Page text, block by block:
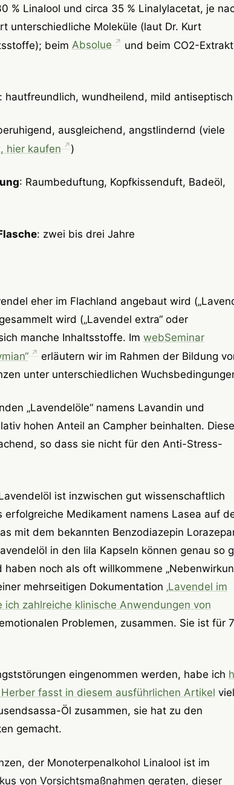
% Linalool und circa 35 % Linalylacetat, je
unterschiedliche Moleküle (laut Dr. Kurt
beim Absolue
und beim CO2-Extrakt
: hautfreundlich, wundheilend, mild antiseptisch
ausgleichend, angstlindernd (viele
hier kaufen )
: Raumbeduftung, Kopfkissenduft, Badeöl,
: zwei bis drei Jahre
eher im Flachland angebaut wird
wird („Lavendel extra“ oder
manche Inhaltsstoffe. Im webSeminar
erläutern wir im Rahmen der Bildung
unter unterschiedlichen
„Lavendelöle“ namens Lavandin und
hohen Anteil an Campher beinhalten. Diese
so dass sie nicht für den Anti-Stress-
ist inzwischen gut wissenschaftlich
Medikament namens Lasea auf
mit dem bekannten Benzodiazepin
in den lila Kapseln können genau so
noch als oft willkommene
mehrseitigen Dokumentation ‚Lavendel im
ich zahlreiche klinische Anwendungen von
Problemen, zusammen. Sie ist für 7
eingenommen werden, habe ich
fasst in diesem ausführlichen Artikel
Öl zusammen, sie hat zu den
gemacht.
der Monoterpenalkohol Linalool ist im
von Vorsichtsmaßnahmen geraten, dieser